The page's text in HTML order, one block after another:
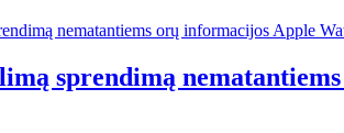
sprendimą